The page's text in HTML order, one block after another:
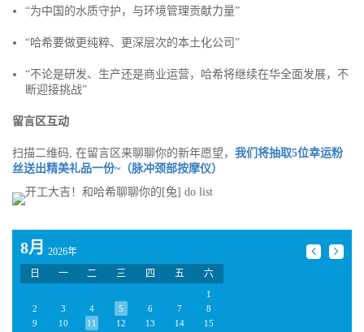
“为中国的水质守护，与环境管理贡献力量”
“哈希要做更纯粹、更深层次的本土化公司”
“不论是研发、生产还是商业运营，哈希将继续在华全面发展，不
断迎接挑战”
留言区互动
扫描二维码, 在留言区来聊聊你的新年愿望， 我们将抽取5位幸运粉
丝送出精美礼品一份~（脉冲颈部按摩仪）
8月
2026年
日
一 二 三 四 五 六
1
2
3 4 5 6 7
8
9
10 11 12 13 14
15